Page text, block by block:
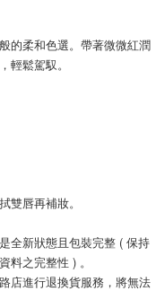
的柔和色選。帶著微微紅潤
輕鬆駕馭。
雙唇再補妝。
全新狀態且包裝完整 ( 保持
料之完整性 ) 。
店進行退換貨服務，將無法